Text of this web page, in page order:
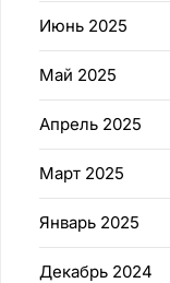
Июнь 2025
Май 2025
Апрель 2025
Март 2025
Январь 2025
Декабрь 2024